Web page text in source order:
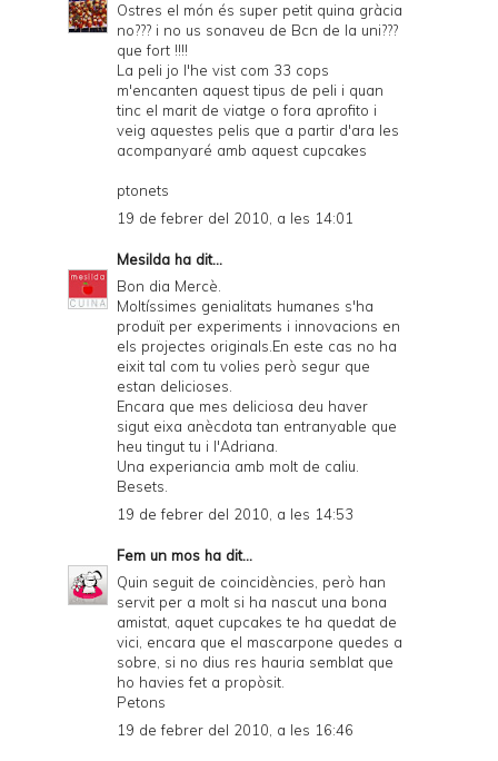
Ostres el món és super petit quina gràcia
no??? i no us sonaveu de Bcn de la uni???
que fort !!!!
La peli jo l'he vist com 33 cops
m'encanten aquest tipus de peli i quan
tinc el marit de viatge o fora aprofito i
veig aquestes pelis que a partir d'ara les
acompanyaré amb aquest cupcakes
ptonets
19 de febrer del 2010, a les 14:01
Mesilda ha dit...
Bon dia Mercè.
Moltíssimes genialitats humanes s'ha
produït per experiments i innovacions en
els projectes originals.En este cas no ha
eixit tal com tu volies però segur que
estan delicioses.
Encara que mes deliciosa deu haver
sigut eixa anècdota tan entranyable que
heu tingut tu i l'Adriana.
Una experiancia amb molt de caliu.
Besets.
19 de febrer del 2010, a les 14:53
Fem un mos ha dit...
Quin seguit de coincidències, però han
servit per a molt si ha nascut una bona
amistat, aquet cupcakes te ha quedat de
vici, encara que el mascarpone quedes a
sobre, si no dius res hauria semblat que
ho havies fet a propòsit.
Petons
19 de febrer del 2010, a les 16:46